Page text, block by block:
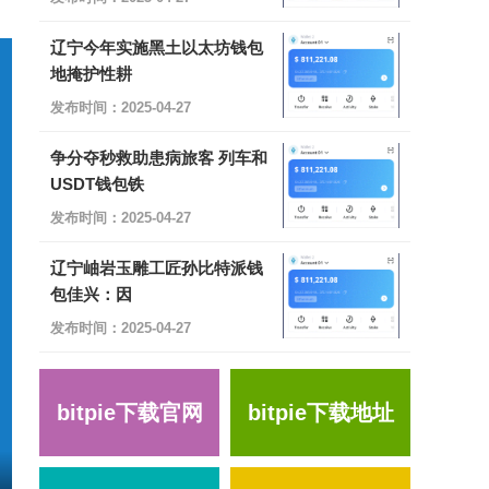
辽宁今年实施黑土以太坊钱包
地掩护性耕
发布时间：2025-04-27
争分夺秒救助患病旅客 列车和
USDT钱包铁
发布时间：2025-04-27
辽宁岫岩玉雕工匠孙比特派钱
包佳兴：因
发布时间：2025-04-27
bitpie下载官网 bitpie下载地址